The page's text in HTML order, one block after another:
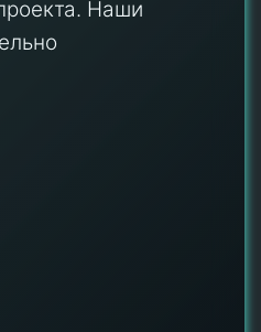
Наши